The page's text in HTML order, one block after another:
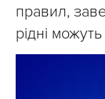
правил,
рідні